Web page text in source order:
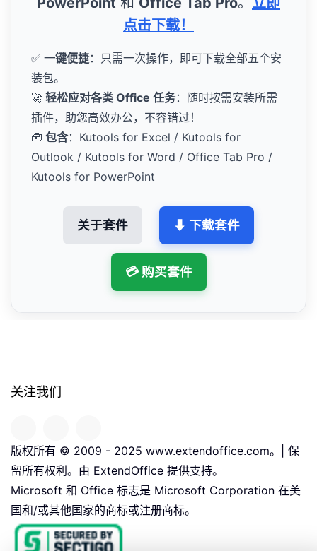
点击下载！
✅ 一键便捷：只需一次操作，即可下载全部五个安
装包。
🚀 轻松应对各类 Office 任务：随时按需安装所需
插件，助您高效办公，不容错过！
🧰 包含：Kutools for Excel / Kutools for
Outlook / Kutools for Word / Office Tab Pro /
Kutools for PowerPoint
关于套件 ⬇ 下载套件
💳 购买套件
关注我们
版权所有 © 2009 - 2025 www.extendoffice.com。| 保
留所有权利。由 ExtendOffice 提供支持。
Microsoft 和 Office 标志是 Microsoft Corporation 在美
国和/或其他国家的商标或注册商标。